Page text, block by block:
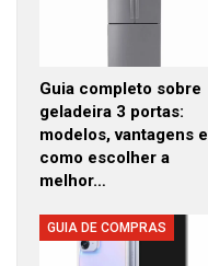
Guia completo sobre
geladeira 3 portas:
modelos, vantagens e
como escolher a
melhor…
GUIA DE COMPRAS